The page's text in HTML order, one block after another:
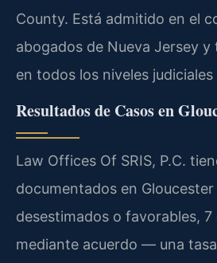
County. Está admitido en el
abogados de Nueva Jersey y
en todos los niveles
Resultados de Casos en
Law Offices Of SRIS, P.C.
documentados en
desestimados o favorables,
mediante acuerdo — una